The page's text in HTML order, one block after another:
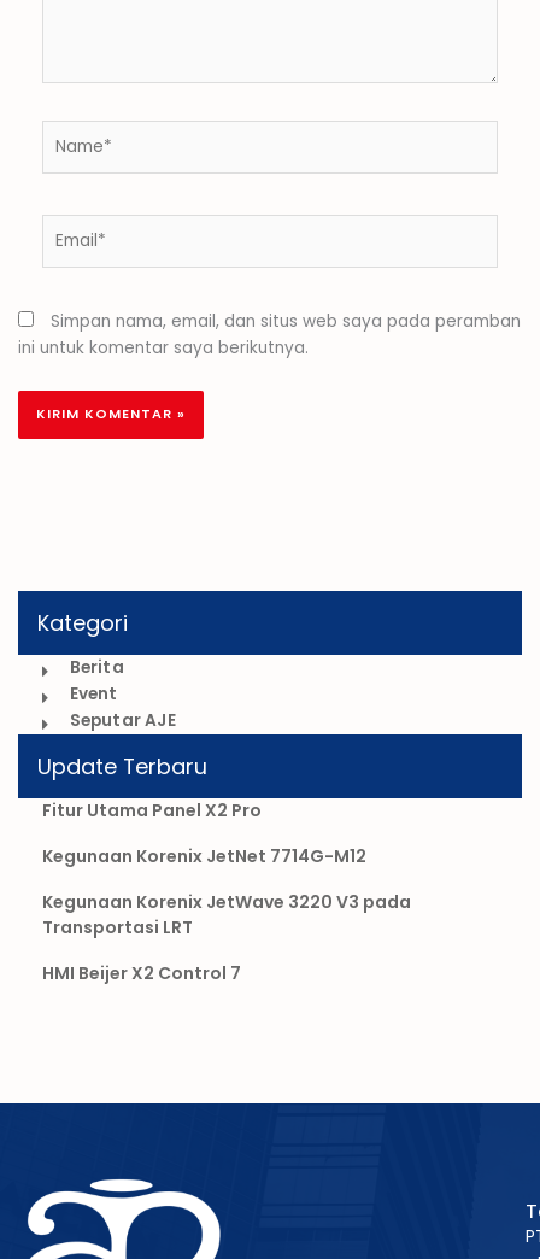
Simpan nama, email, dan situs web saya pada peramban
ini untuk komentar saya berikutnya.
Kategori
Berita
Event
Seputar AJE
Update Terbaru
Fitur Utama Panel X2 Pro
Kegunaan Korenix JetNet 7714G-M12
Kegunaan Korenix JetWave 3220 V3 pada
Transportasi LRT
HMI Beijer X2 Control 7